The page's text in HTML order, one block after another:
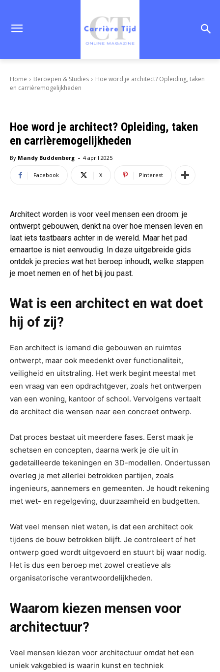
Home Beroepen & Studies
Hoe word je architect? Opleiding, taken
en carrièremogelijkheden
Hoe word je architect? Opleiding, taken
en carrièremogelijkheden
By Mandy Buddenberg - 4 april 2025
Facebook X Pinterest
Architect worden is voor veel mensen een droom: je
ontwerpt gebouwen, denkt na over hoe mensen leven en
laat iets tastbaars achter in de wereld. Maar het pad
ernaartoe is niet eenvoudig. In deze uitgebreide gids
ontdek je precies wat het beroep inhoudt, welke stappen
je moet nemen en of het bij jou past.
Wat is een architect en wat doet
hij of zij?
Een architect is iemand die gebouwen en ruimtes
ontwerpt, maar ook meedenkt over functionaliteit,
veiligheid en uitstraling. Het werk begint meestal met
een vraag van een opdrachtgever, zoals het ontwerpen
van een woning, kantoor of school. Vervolgens vertaalt
de architect die wensen naar een concreet ontwerp.
Dat proces bestaat uit meerdere fases. Eerst maak je
schetsen en concepten, daarna werk je die uit in
gedetailleerde tekeningen en 3D-modellen. Ondertussen
overleg je met allerlei betrokken partijen, zoals
ingenieurs, aannemers en gemeenten. Je houdt rekening
met wet- en regelgeving, duurzaamheid en budgetten.
Wat veel mensen niet weten, is dat een architect ook
tijdens de bouw betrokken blijft. Je controleert of het
ontwerp goed wordt uitgevoerd en stuurt bij waar nodig.
Het is dus een beroep met zowel creatieve als
organisatorische verantwoordelijkheden.
Waarom kiezen mensen voor
architectuur?
Veel mensen kiezen voor architectuur omdat het een
uniek vakgebied is waarin kunst en techniek